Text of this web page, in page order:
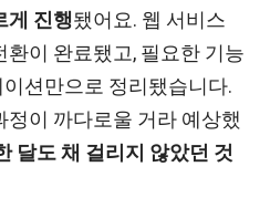
게 진행됐어요. 웹 서비스
이 완료됐고, 필요한 기능
션만으로 정리됐습니다.
이 까다로울 거라 예상했
달도 채 걸리지 않았던 것